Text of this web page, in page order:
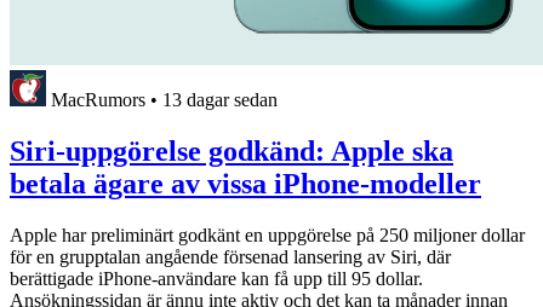
MacRumors • 13 dagar sedan
Siri-uppgörelse godkänd: Apple ska
betala ägare av vissa iPhone-modeller
Apple har preliminärt godkänt en uppgörelse på 250 miljoner dollar
för en grupptalan angående försenad lansering av Siri, där
berättigade iPhone-användare kan få upp till 95 dollar.
Ansökningssidan är ännu inte aktiv och det kan ta månader innan